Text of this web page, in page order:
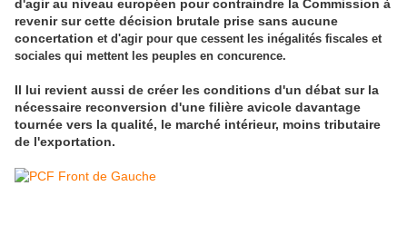
d'agir au niveau européen pour contraindre la Commission à
revenir sur cette décision brutale prise sans aucune
concertation et d'agir pour que cessent les inégalités fiscales et
sociales qui mettent les peuples en concurence.
Il lui revient aussi de créer les conditions d'un débat sur la
nécessaire reconversion d'une filière avicole davantage
tournée vers la qualité, le marché intérieur, moins tributaire
de l'exportation.